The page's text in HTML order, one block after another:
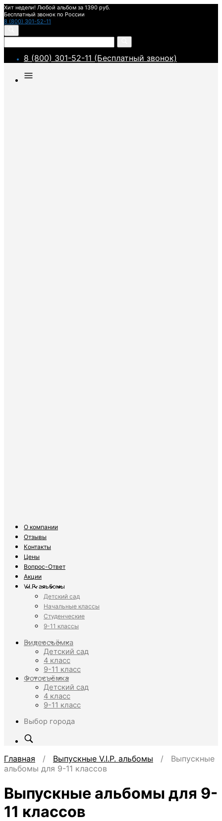
Хит недели! Любой альбом за 1390 руб.
Бесплатный звонок по России
8 (800) 301-52-11
8 (800) 301-52-11 (Бесплатный звонок)
О компании
Отзывы
Контакты
Цены
Вопрос-Ответ
Акции
V.I.P. альбомы
Детский сад
Начальные классы
Студенческие
9-11 классы
Видеосъёмка
Детский сад
4 класс
9-11 класс
Фотосъёмка
Детский сад
4 класс
9-11 класс
Выбор города
Главная / Выпускные V.I.P. альбомы / Выпускные
альбомы для 9-11 классов
Выпускные альбомы для 9-
11 классов